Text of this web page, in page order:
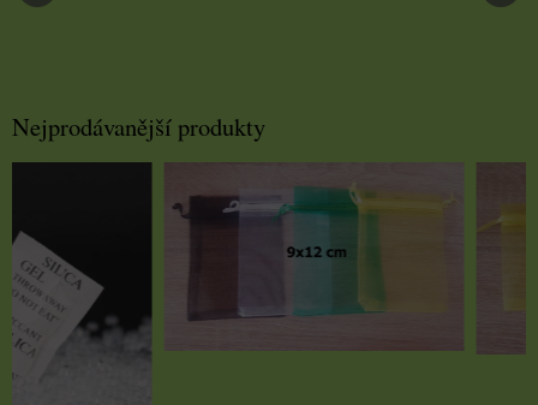
Nejprodávanější produkty